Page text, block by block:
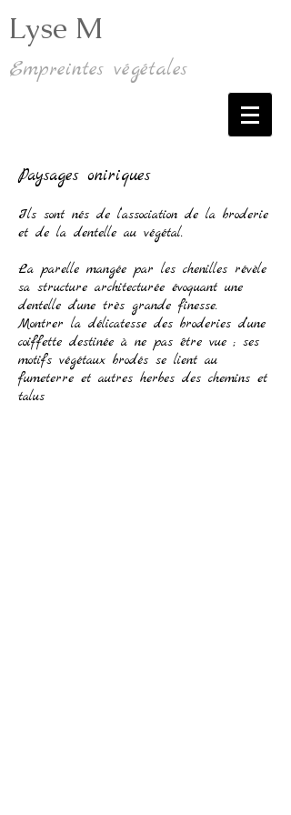
Lyse M
Empreintes végétales
Paysages oniriques
Ils sont nés de l’association de la broderie
et de la dentelle au végétal.
La parelle mangée par les chenilles révèle
sa structure architecturée évoquant une
dentelle d'une très grande finesse.
Montrer la délicatesse des broderies d’une
coiffette destinée à ne pas être vue ; ses
motifs végétaux brodés se lient au
fumeterre et autres herbes des chemins et
talus